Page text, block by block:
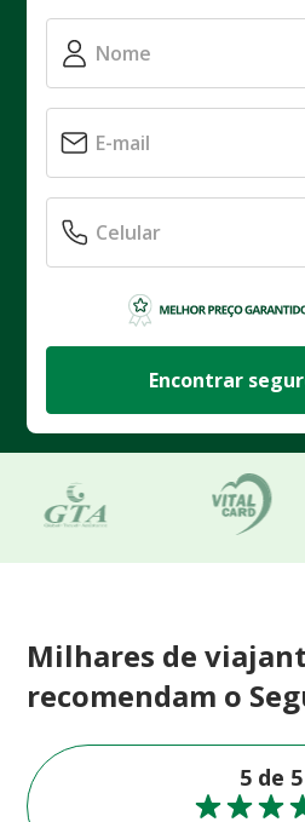
Encontrar
Milhares de
recomendam o
5 de 5